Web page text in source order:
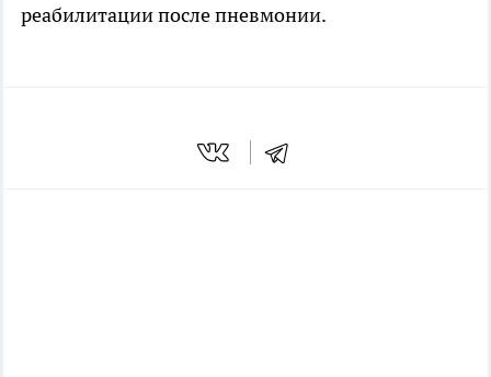
реабилитации после пневмонии.